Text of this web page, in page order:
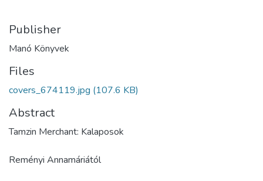
Publisher
Manó Könyvek
Files
covers_674119.jpg (107.6 KB)
Abstract
Tamzin Merchant: Kalaposok
Reményi Annamáriától